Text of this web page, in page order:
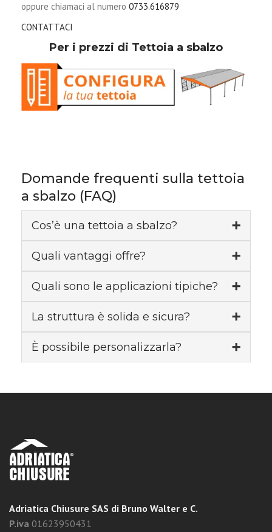
oppure chiamaci al numero 0733.616879
CONTATTACI
Per i prezzi di Tettoia a sbalzo
Domande frequenti sulla tettoia
a sbalzo (FAQ)
Cos’è una tettoia a sbalzo?
Quali vantaggi offre?
Quali sono le applicazioni tipiche?
La struttura è solida e sicura?
È possibile personalizzarla?
Adriatica Chiusure SAS di Bruno Walter e C.
P.iva 01623950431